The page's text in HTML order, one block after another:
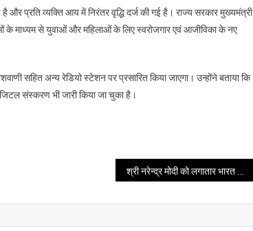
प्रति व्यक्ति आय में निरंतर वृद्धि दर्ज की गई है। राज्य सरकार मुख्यमंत्री
के माध्यम से युवाओं और महिलाओं के लिए स्वरोजगार एवं आजीविका के नए
सहित अन्य रेडियो स्टेशन पर प्रसारित किया जाएगा। उन्होंने बताया कि
संस्करण भी जारी किया जा चुका है।